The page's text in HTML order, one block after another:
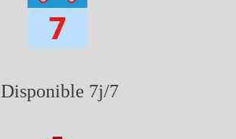
Disponible 7j/7